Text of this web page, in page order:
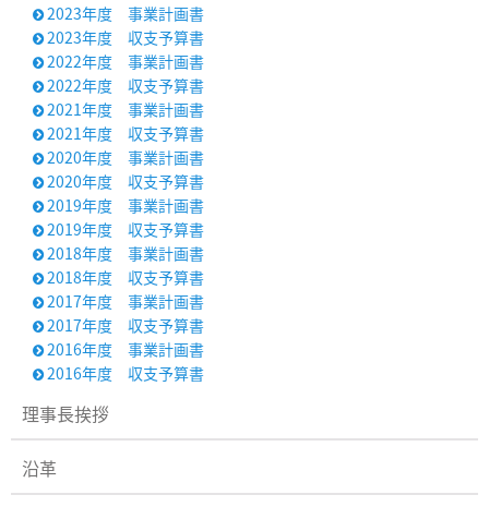
2023年度 事業計画書
2023年度 収支予算書
2022年度 事業計画書
2022年度 収支予算書
2021年度 事業計画書
2021年度 収支予算書
2020年度 事業計画書
2020年度 収支予算書
2019年度 事業計画書
2019年度 収支予算書
2018年度 事業計画書
2018年度 収支予算書
2017年度 事業計画書
2017年度 収支予算書
2016年度 事業計画書
2016年度 収支予算書
理事長挨拶
沿革